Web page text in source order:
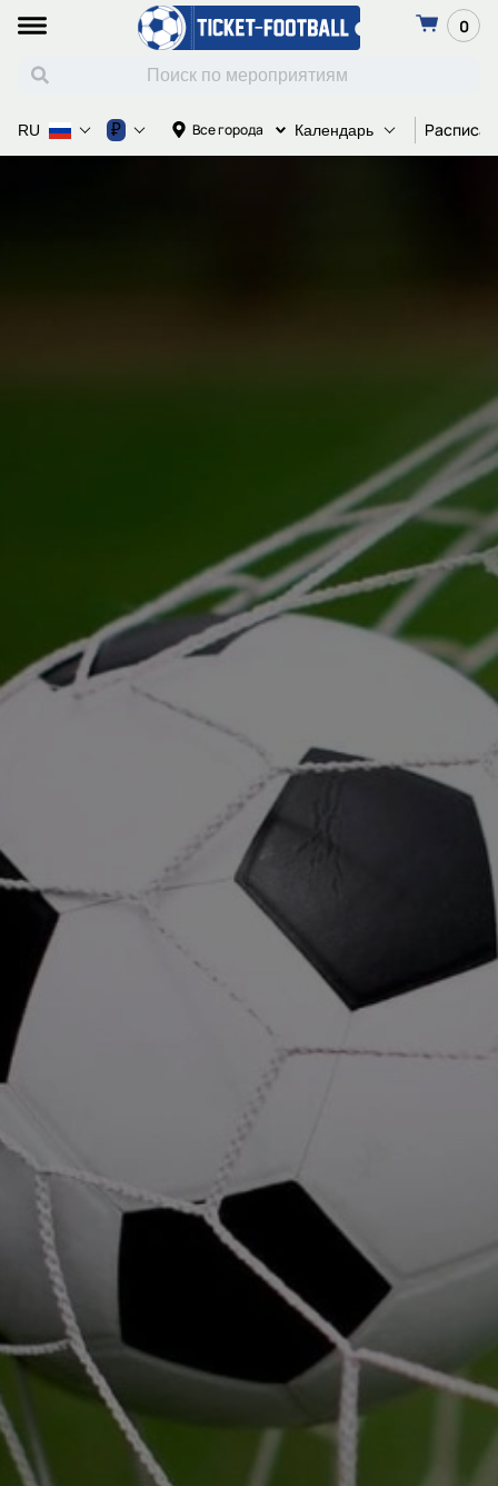
0
Все города Календарь
RU ₽